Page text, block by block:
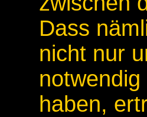
Dass
nicht nur
haben,